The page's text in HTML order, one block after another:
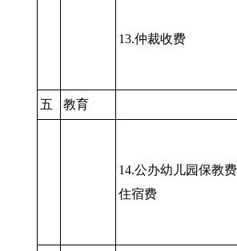
13.仲裁收费
五 教育
14.公办幼儿园保教
住宿费